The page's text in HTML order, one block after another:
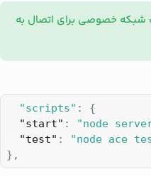
شبکه خصوصی برای اتصال به
"scripts" : {
"start" : "node
"test" :
"node ace
},